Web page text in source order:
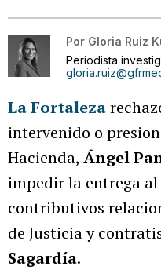
Por Gloria Ruiz
Periodista
La Fortaleza
intervenido o
Hacienda, Ángel
impedir la entrega al
contributivos
de Justicia y
Sagardía.